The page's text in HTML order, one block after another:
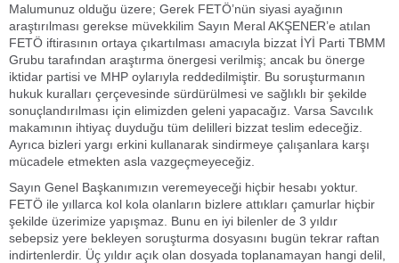
Malumunuz olduğu üzere; Gerek FETÖ’nün siyasi ayağının
araştırılması gerekse müvekkilim Sayın Meral AKŞENER’e atılan
FETÖ iftirasının ortaya çıkartılması amacıyla bizzat İYİ Parti TBMM
Grubu tarafından araştırma önergesi verilmiş; ancak bu önerge
iktidar partisi ve MHP oylarıyla reddedilmiştir. Bu soruşturmanın
hukuk kuralları çerçevesinde sürdürülmesi ve sağlıklı bir şekilde
sonuçlandırılması için elimizden geleni yapacağız. Varsa Savcılık
makamının ihtiyaç duyduğu tüm delilleri bizzat teslim edeceğiz.
Ayrıca bizleri yargı erkini kullanarak sindirmeye çalışanlara karşı
mücadele etmekten asla vazgeçmeyeceğiz.
Sayın Genel Başkanımızın veremeyeceği hiçbir hesabı yoktur.
FETÖ ile yıllarca kol kola olanların bizlere attıkları çamurlar hiçbir
şekilde üzerimize yapışmaz. Bunu en iyi bilenler de 3 yıldır
sebepsiz yere bekleyen soruşturma dosyasını bugün tekrar raftan
indirtenlerdir. Üç yıldır açık olan dosyada toplanamayan hangi delil,